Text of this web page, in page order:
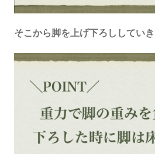
そこから脚を上げ下ろししていき